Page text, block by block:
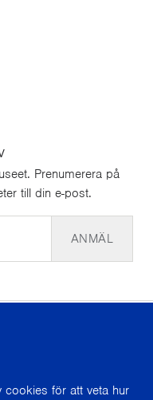
cookies för att veta hur
Prenumerera på
till din e-post.
ANMÄL